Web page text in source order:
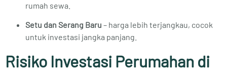
rumah sewa.
Setu dan Serang Baru – harga lebih terjangkau, cocok
untuk investasi jangka panjang.
Risiko Investasi Perumahan di